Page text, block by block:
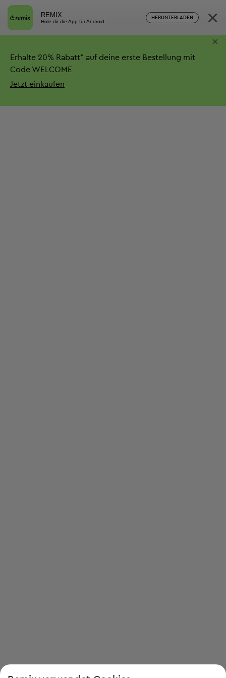
REMIX
Hole dir die App für Android
HERUNTERLADEN ×
Erhalte 20% Rabatt* auf deine erste Bestellung mit
Code WELCOME
Jetzt einkaufen
×